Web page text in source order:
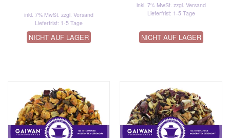
inkl. 7% MwSt.zzgl. Versand
Lieferfrist: 1-5 Tage
NICHT AUF LAGER
inkl. 7% MwSt. zzgl. Versand
Lieferfrist: 1-5 Tage
NICHT AUF LAGER